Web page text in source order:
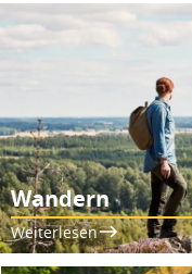
Wandern
Weiterlesen